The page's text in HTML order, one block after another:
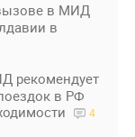
в МИД
в
рекомендует
в РФ
4